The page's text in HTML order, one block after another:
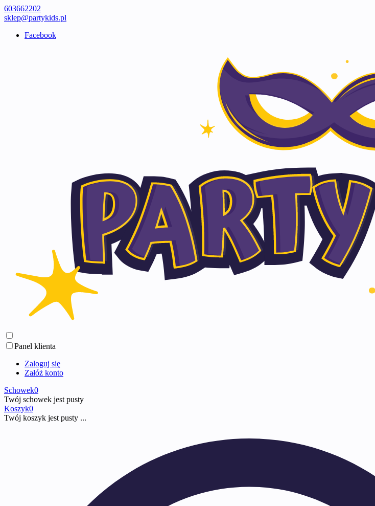
603662202
sklep@partykids.pl
Facebook
Panel klienta
Zaloguj się
Załóż konto
Schowek0
Twój schowek jest pusty
Koszyk0
Twój koszyk jest pusty ...